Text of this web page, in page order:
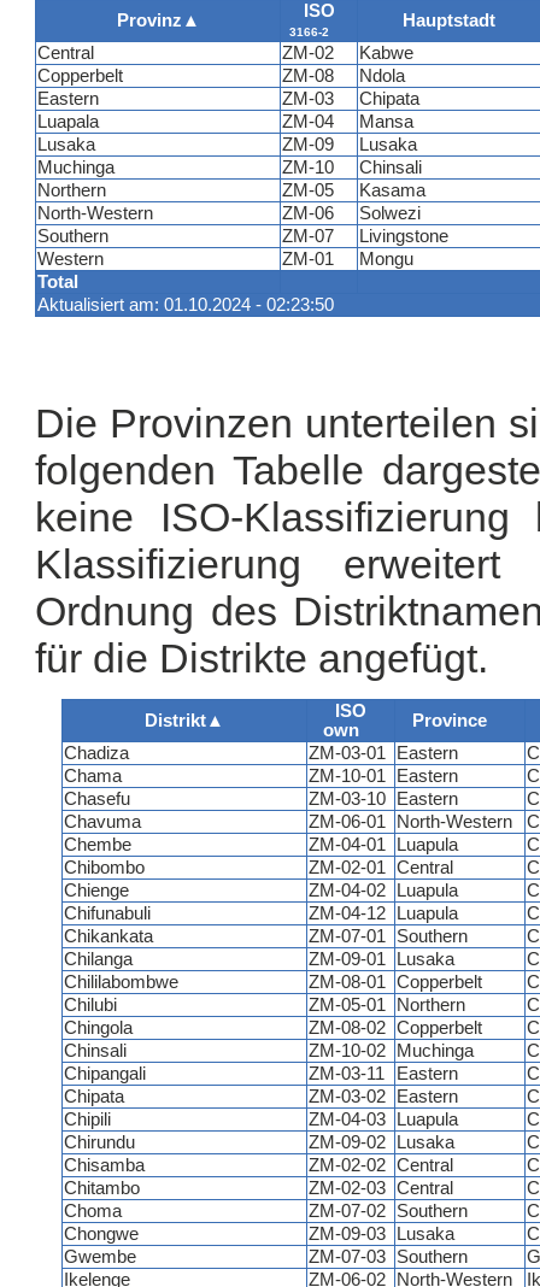
Provinz ▲ ISO
3166-2
Hauptstadt
Total
Aktualisiert am: 01.10.2024 - 02:23:50
Central ZM-02
Kabwe
Copperbelt
ZM-08
Ndola
Eastern
ZM-03
Chipata
Luapala
ZM-04
Mansa
Lusaka
ZM-09
Lusaka
Muchinga
ZM-10
Chinsali
Northern
ZM-05
Kasama
North-Western
ZM-06
Solwezi
Southern
ZM-07
Livingstone
Western
ZM-01 Mongu
Die Provinzen unterteilen
folgenden Tabelle
keine ISO-
Klassifizierung
Ordnung des
für die Distrikte angefügt.
Distrikt▲
ISO
own
Province
Chadiza
ZM-03-01 Eastern
Chama
ZM-10-01 Eastern
Chasefu
ZM-03-10 Eastern
Chavuma
ZM-06-01 North-Western
Chembe
ZM-04-01 Luapula
Chibombo
ZM-02-01 Central
Chienge
ZM-04-02 Luapula
Chifunabuli
ZM-04-12 Luapula
Chikankata
ZM-07-01 Southern
Chilanga
ZM-09-01 Lusaka
Chililabombwe
ZM-08-01 Copperbelt
Chilubi
ZM-05-01 Northern
Chingola
ZM-08-02 Copperbelt
Chinsali
ZM-10-02 Muchinga
Chipangali
ZM-03-11 Eastern
Chipata
ZM-03-02 Eastern
Chipili
ZM-04-03 Luapula
Chirundu
ZM-09-02 Lusaka
Chisamba
ZM-02-02 Central
Chitambo
ZM-02-03 Central
Choma
ZM-07-02 Southern
Chongwe
ZM-09-03 Lusaka
Gwembe
ZM-07-03 Southern
Ikelenge
ZM-06-02 North-Western